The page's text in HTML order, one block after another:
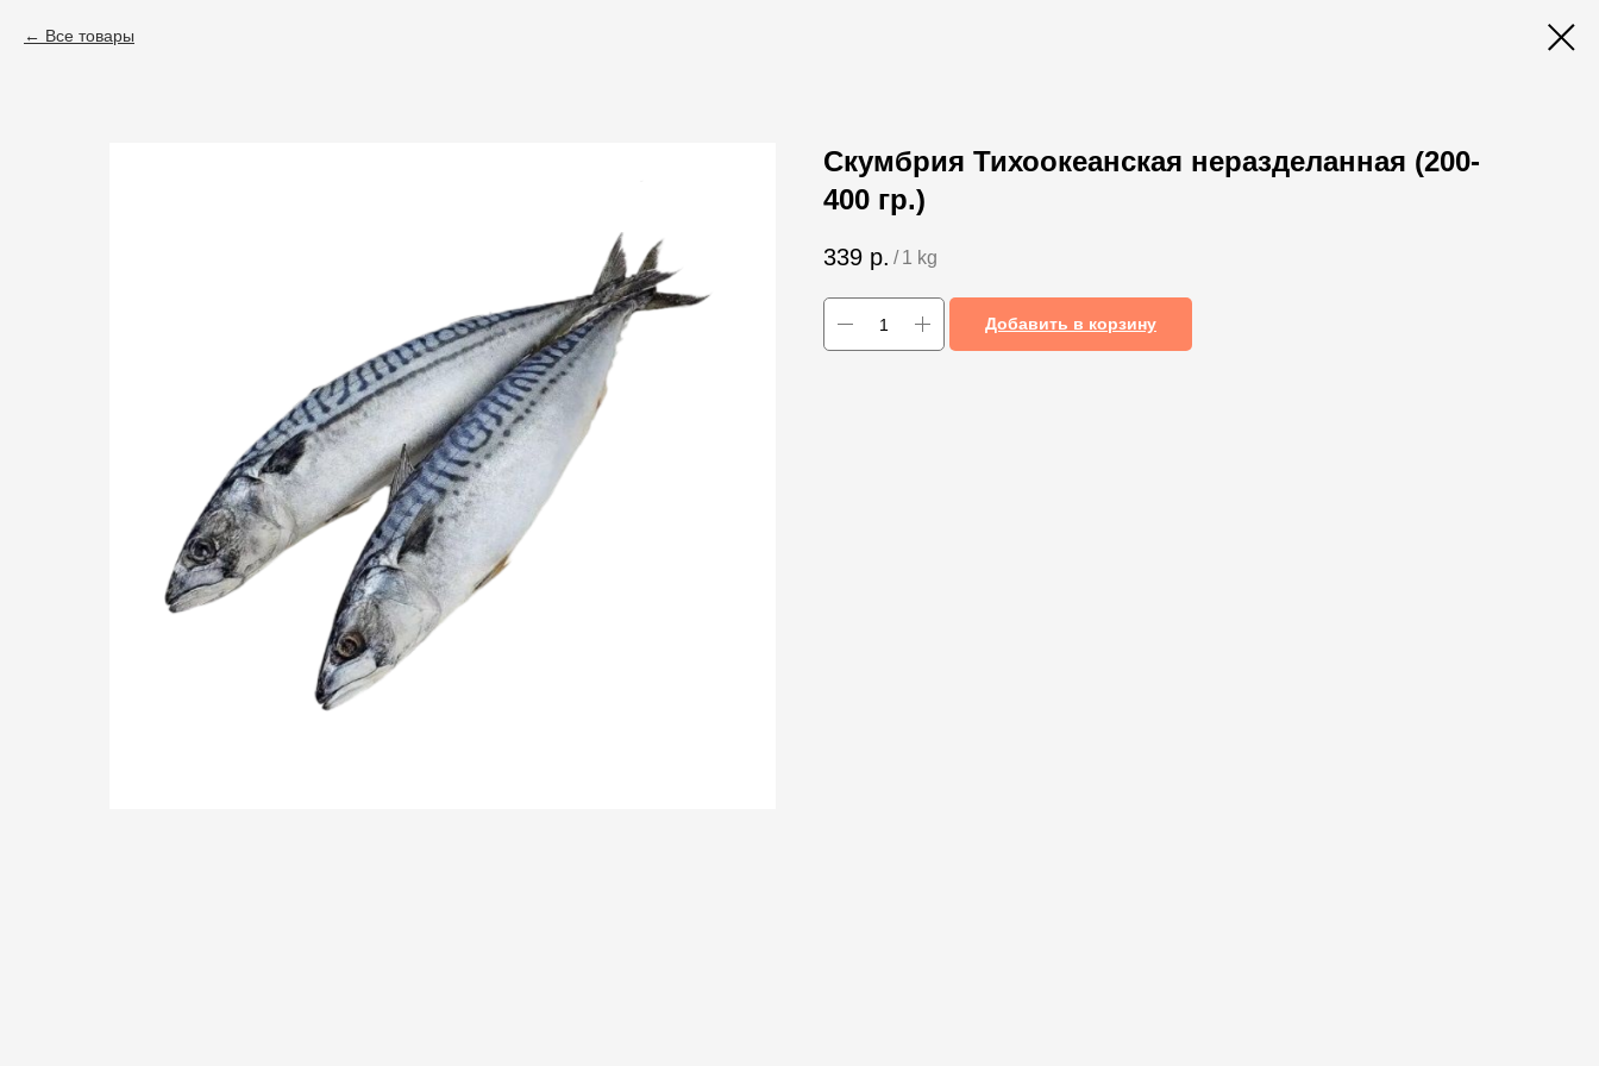
Все товары
Скумбрия Тихоокеанская неразделанная (200-
400 гр.)
339 р. / 1 kg
Добавить в корзину